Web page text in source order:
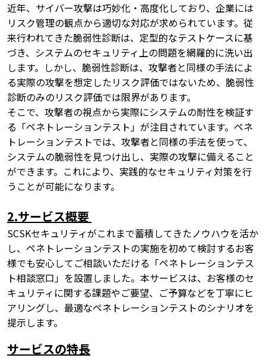
近年、サイバー攻撃は巧妙化・高度化しており、企業には
リスク管理の観点から適切な対応が求められています。従
来行われてきた脆弱性診断は、定型的なテストケースに基
づき、システムのセキュリティ上の問題を網羅的に洗い出
します。しかし、脆弱性診断は、攻撃者と同様の手法によ
る実際の攻撃を想定したリスク評価ではないため、脆弱性
診断のみのリスク評価では限界があります。
そこで、攻撃者の視点から実際にシステムの耐性を検証す
る「ペネトレーションテスト」が注目されています。ペネ
トレーションテストでは、攻撃者と同様の手法を使って、
システムの脆弱性を見つけ出し、実際の攻撃に備えること
ができます。これにより、実践的なセキュリティ対策を行
うことが可能になります。
2.サービス概要
SCSKセキュリティがこれまで蓄積してきたノウハウを活か
し、ペネトレーションテストの実施を初めて検討するお客
様でも安心してご相談いただける「ペネトレーションテス
ト相談窓口」を設置しました。本サービスは、お客様のセ
キュリティに関する課題やご要望、ご予算などを丁寧にヒ
アリングし、最適なペネトレーションテストのシナリオを
提示します。
サービスの特長